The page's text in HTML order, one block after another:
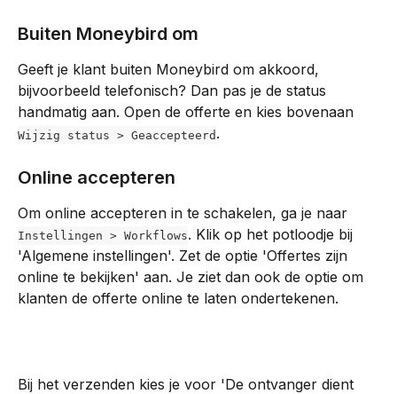
Buiten Moneybird om
Geeft je klant buiten Moneybird om akkoord,
bijvoorbeeld telefonisch? Dan pas je de status
handmatig aan. Open de offerte en kies bovenaan
Wijzig status > Geaccepteerd .
Online accepteren
Om online accepteren in te schakelen, ga je naar
Instellingen > Workflows. Klik op het potloodje bij
'Algemene instellingen'. Zet de optie 'Offertes zijn
online te bekijken' aan. Je ziet dan ook de optie om
klanten de offerte online te laten ondertekenen.
Bij het verzenden kies je voor 'De ontvanger dient